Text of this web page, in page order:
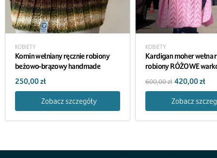
KOBIETY
Komin wełniany ręcznie robiony
beżowo-brązowy handmade
250,00zł
Zobacz szczegóły
KOBIETY
Kardigan moher wełna
robiony RÓŻOWE
handmade
600,00zł 420,00zł
Zobacz